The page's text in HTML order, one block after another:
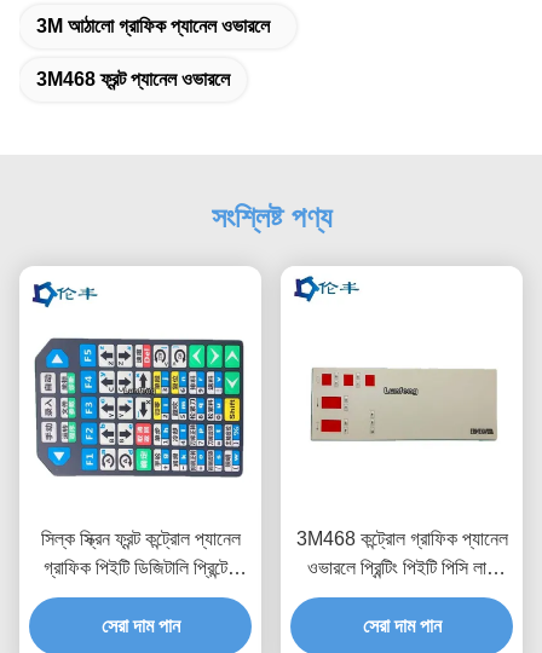
3M আঠালো গ্রাফিক প্যানেল ওভারলে
3M468 ফ্রন্ট প্যানেল ওভারলে
সংশ্লিষ্ট পণ্য
সিল্ক স্ক্রিন ফ্রন্ট কন্ট্রোল প্যানেল
গ্রাফিক পিইটি ডিজিটালি প্রিন্টেড
ওভারলে
সেরা দাম পান
3M468 কন্ট্রোল গ্রাফিক প্যানেল
ওভারলে প্রিন্টিং পিইটি পিসি লাল
স্বচ্ছ
সেরা দাম পান